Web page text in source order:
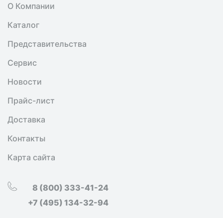
О Компании
Каталог
Представительства
Сервис
Новости
Прайс-лист
Доставка
Контакты
Карта сайта
8 (800) 333-41-24
+7 (495) 134-32-94